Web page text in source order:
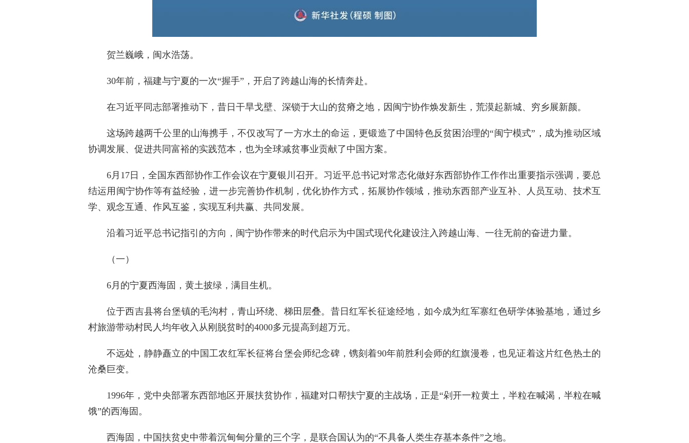
贺兰巍峨，闽水浩荡。
30年前，福建与宁夏的一次“握手”，开启了跨越山海的长情奔赴。
在习近平同志部署推动下，昔日干旱戈壁、深锁于大山的贫瘠之地，因闽宁协作焕发新生，荒漠起新城、穷乡展新颜。
这场跨越两千公里的山海携手，不仅改写了一方水土的命运，更锻造了中国特色反贫困治理的“闽宁模式”，成为推动区域
协调发展、促进共同富裕的实践范本，也为全球减贫事业贡献了中国方案。
6月17日，全国东西部协作工作会议在宁夏银川召开。习近平总书记对常态化做好东西部协作工作作出重要指示强调，要总
结运用闽宁协作等有益经验，进一步完善协作机制，优化协作方式，拓展协作领域，推动东西部产业互补、人员互动、技术互
学、观念互通、作风互鉴，实现互利共赢、共同发展。
沿着习近平总书记指引的方向，闽宁协作带来的时代启示为中国式现代化建设注入跨越山海、一往无前的奋进力量。
（一）
6月的宁夏西海固，黄土披绿，满目生机。
位于西吉县将台堡镇的毛沟村，青山环绕、梯田层叠。昔日红军长征途经地，如今成为红军寨红色研学体验基地，通过乡
村旅游带动村民人均年收入从刚脱贫时的4000多元提高到超万元。
不远处，静静矗立的中国工农红军长征将台堡会师纪念碑，镌刻着90年前胜利会师的红旗漫卷，也见证着这片红色热土的
沧桑巨变。
1996年，党中央部署东西部地区开展扶贫协作，福建对口帮扶宁夏的主战场，正是“剁开一粒黄土，半粒在喊渴，半粒在喊
饿”的西海固。
西海固，中国扶贫史中带着沉甸甸分量的三个字，是联合国认为的“不具备人类生存基本条件”之地。